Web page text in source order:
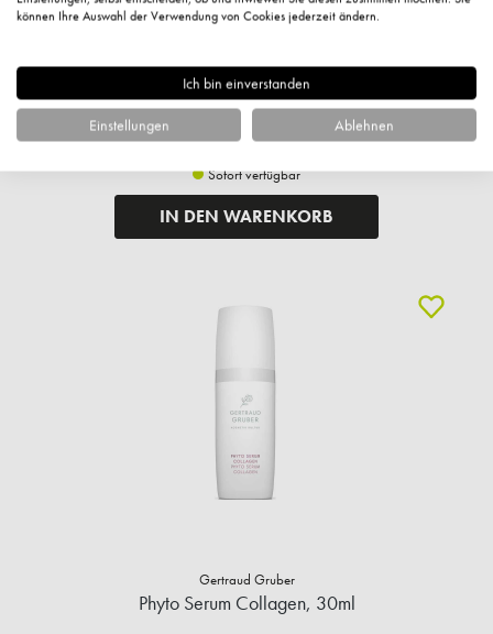
1.483,33 €* / 1 Liter
Sofort verfügbar
IN DEN WARENKORB
Gertraud Gruber
Phyto Serum Collagen, 30ml
können Ihre Auswahl der Verwendung von Cookies jederzeit ändern.
Ich bin einverstanden
Einstellungen Ablehnen